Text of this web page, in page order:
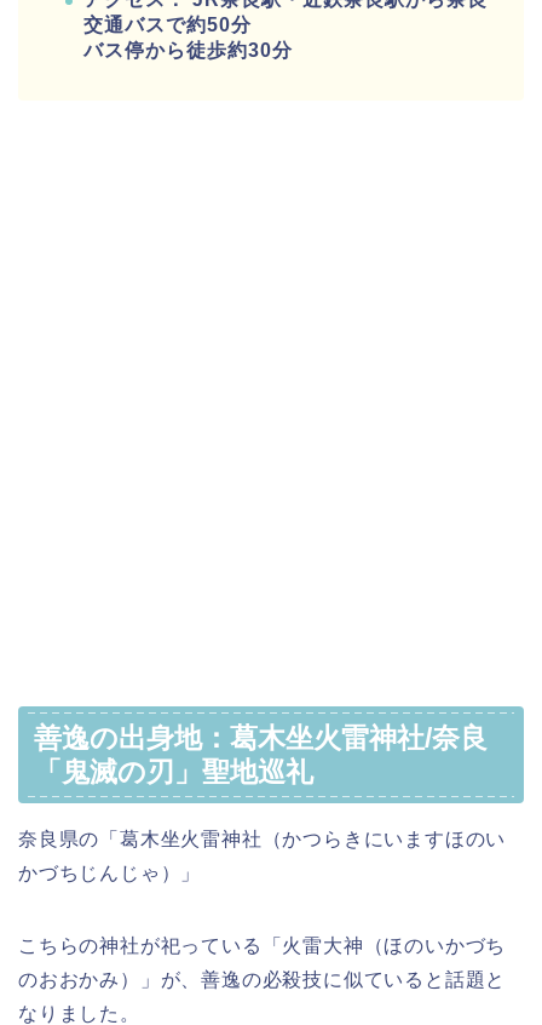
交通バスで約50分
バス停から徒歩約30分
善逸の出身地：葛木坐火雷神社/奈良
「鬼滅の刃」聖地巡礼
奈良県の「葛木坐火雷神社（かつらきにいますほのい
かづちじんじゃ）」
こちらの神社が祀っている「火雷大神（ほのいかづち
のおおかみ）」が、善逸の必殺技に似ていると話題と
なりました。